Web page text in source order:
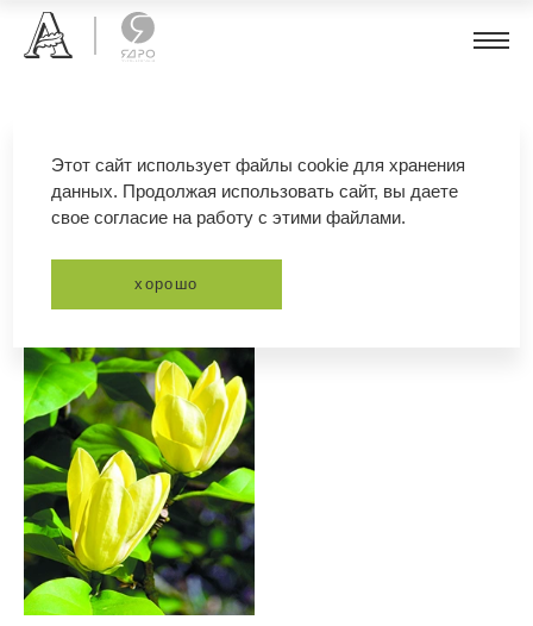
магнолия бруклинская
Этот сайт использует файлы cookie для хранения
данных. Продолжая использовать сайт, вы даете
свое согласие на работу с этими файлами.
хорошо